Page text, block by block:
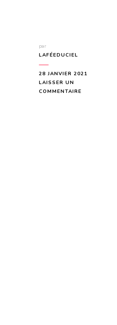
par
LAFÉEDUCIEL
28 JANVIER 2021
LAISSER UN
COMMENTAIRE